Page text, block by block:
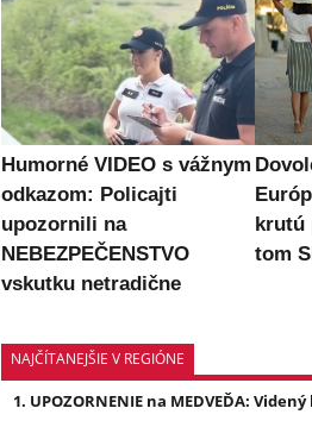
Humorné VIDEO s vážnym
odkazom: Policajti
upozornili na
NEBEZPEČENSTVO
vskutku netradične
krutú
tom
NAJČÍTANEJŠIE V REGIÓNE
UPOZORNENIE na MEDVEĎA: